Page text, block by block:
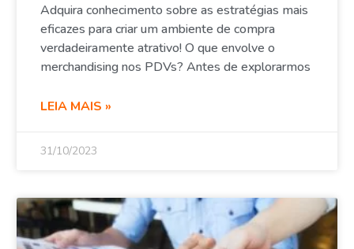
Adquira conhecimento sobre as estratégias mais
eficazes para criar um ambiente de compra
verdadeiramente atrativo! O que envolve o
merchandising nos PDVs? Antes de explorarmos
LEIA MAIS »
31/10/2023